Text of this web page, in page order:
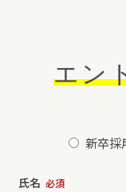
エン
新卒採
氏名 必須